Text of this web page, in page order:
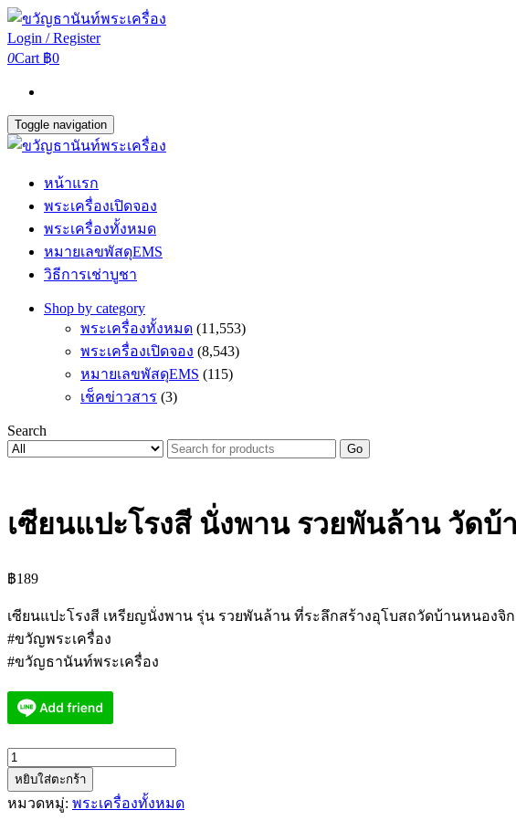
Login / Register
0Cart ฿0
Toggle navigation
หน้าแรก
พระเครื่องเปิดจอง
พระเครื่องทั้งหมด
หมายเลขพัสดุEMS
วิธีการเช่าบูชา
Shop by category
พระเครื่องทั้งหมด (11,553)
พระเครื่องเปิดจอง (8,543)
หมายเลขพัสดุEMS (115)
เช็คข่าวสาร (3)
Search
Go
เซียนแปะโรงสี นั่งพาน รวยพันล้าน วัดบ้
฿189
เซียนแปะโรงสี เหรียญนั่งพาน รุ่น รวยพันล้าน ที่ระลึกสร้างอุโบสถวัดบ้านหนองจิก
#ขวัญพระเครื่อง
#ขวัญธานันท์พระเครื่อง
จำนวน
เซียน
แปะ
หยิบใส่ตะกร้า
หมวดหมู่: พระเครื่องทั้งหมด